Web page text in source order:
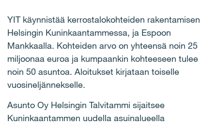
YIT käynnistää kerrostalokohteiden rakentamisen
Helsingin Kuninkaantammessa, ja Espoon
Mankkaalla. Kohteiden arvo on yhteensä noin 25
miljoonaa euroa ja kumpaankin kohteeseen tulee
noin 50 asuntoa. Aloitukset kirjataan toiselle
vuosineljännekselle.
Asunto Oy Helsingin Talvitammi sijaitsee
Kuninkaantammen uudella asuinalueella